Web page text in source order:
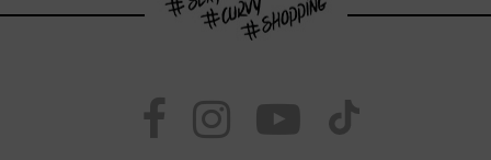
VisitVisitVisit